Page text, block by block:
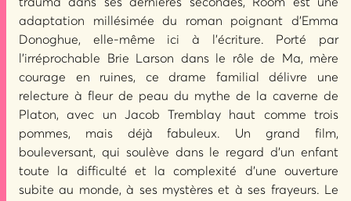
adaptation millésimée du roman poignant d’Emma
Donoghue, elle-même ici à l’écriture. Porté par
l’irréprochable Brie Larson dans le rôle de Ma, mère
courage en ruines, ce drame familial délivre une
relecture à fleur de peau du mythe de la caverne de
Platon, avec un Jacob Tremblay haut comme trois
pommes, mais déjà fabuleux. Un grand film,
bouleversant, qui soulève dans le regard d’un enfant
toute la difficulté et la complexité d’une ouverture
subite au monde, à ses mystères et à ses frayeurs. Le